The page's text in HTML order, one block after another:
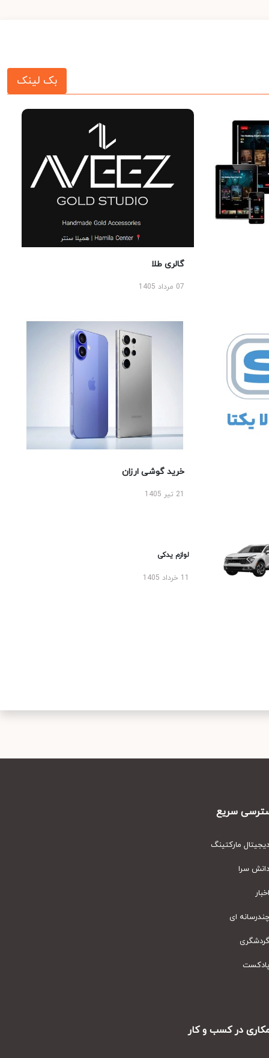
بک لینک
گالری طلا
07 مرداد 1405
خرید گوشی ارزان
لوازم یدکی
سریع
مارکتینگ
سرا
ای
در کسب و کار